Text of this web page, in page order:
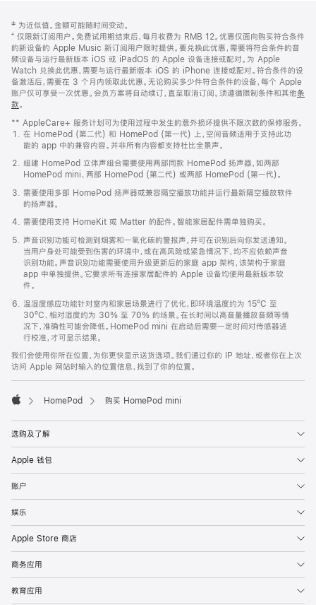
页
页
脚
注
‡ 为近似值。金额可能随时间变动。
⁺ 仅限新订阅用户。免费试用期结束后，每月收费为 RMB 12。优惠仅面向购买符合条件
的新设备的 Apple Music 新订阅用户限时提供。要兑换此优惠，需要将符合条件的音
频设备与运行最新版本 iOS 或 iPadOS 的 Apple 设备连接或配对。为 Apple
Watch 兑换此优惠，需要与运行最新版本 iOS 的 iPhone 连接或配对。符合条件的设
备激活后，需要在 3 个月内领取此优惠。无论购买多少件符合条件的设备，每个 Apple
账户仅可享受一次优惠。会员方案将自动续订，直至取消订阅。须遵循限制条件和其他条
款。
窗
口
中
打
开)
** AppleCare+ 服务计划可为使用过程中发生的意外损坏提供不限次数的保修服务。
在 HomePod (第二代) 和 HomePod (第一代) 上，空间音频适用于支持此功
能的 app 中的兼容内容。并非所有内容都支持杜比全景声。
组建 HomePod 立体声组合需要使用两部同款 HomePod 扬声器，如两部
HomePod mini、两部 HomePod (第二代) 或两部 HomePod (第一代)。
需要使用多部 HomePod 扬声器或兼容隔空播放功能并运行最新隔空播放软件
的扬声器。
需要使用支持 HomeKit 或 Matter 的配件。智能家居配件需单独购买。
声音识别功能可检测到烟雾和一氧化碳的警报声，并可在识别后向你发送通知。
当用户身处可能受到伤害的环境中，或在高风险或紧急情况下，均不应依赖声音
识别功能。声音识别功能需要使用升级更新后的家庭 app 架构，该架构于家庭
app 中单独提供。它要求所有连接家居配件的 Apple 设备均使用最新版本软
件。
温湿度感应功能针对室内和家居场景进行了优化，即环境温度约为 15ºC 至
30ºC、相对湿度约为 30% 至 70% 的场景。在长时间以高音量播放音频等情
况下，准确性可能会降低。HomePod mini 在启动后需要一定时间对传感器进
行校准，才可显示结果。
我们会使用你所在位置，为你更快显示送货选项。我们通过你的 IP 地址，或者你在上次
访问 Apple 网站时输入的位置信息，找到了你的位置。
HomePod 购买 HomePod mini
选购及了解
Apple 钱包
账户
娱乐
Apple Store 商店
商务应用
教育应用